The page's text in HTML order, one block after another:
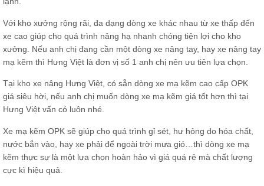
Với kho xưởng rộng rãi, đa dạng dòng xe khác nhau từ xe thấp đến
xe cao giúp cho quá trình nâng hạ nhanh chóng tiện lợi cho kho
xưởng. Nếu anh chị đang cần một dòng xe nâng tay, hay xe nâng tay
mạ kẽm thì Hưng Việt là đơn vị số 1 anh chị nên ưu tiên lựa chọn.
Tại kho xe nâng Hưng Việt, có sẵn dòng xe mạ kẽm cao cấp OPK
giá siêu hời, nếu anh chị muốn dòng xe mạ kẽm giá tốt hơn thì tại
Hưng Việt vấn có luôn nhé.
Xe mạ kẽm OPK sẽ giúp cho quá trình gỉ sét, hư hỏng do hóa chất,
nước bắn vào, hay xe phải để ngoài trời mưa gió…thì dòng xe mạ
kẽm thực sự là một lựa chọn hoàn hảo vì giá quá rẻ mà chất lượng
cực kì hiệu quả.